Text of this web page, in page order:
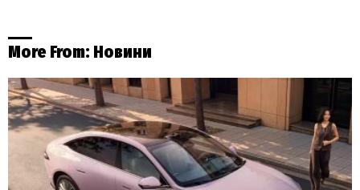
More From: Новини